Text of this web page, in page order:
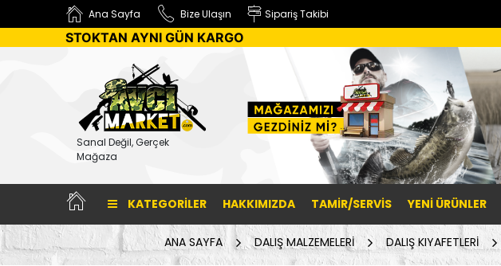
Ana Sayfa Bize Ulaşın Sipariş Takibi
STOKTAN AYNI GÜN KARGO
Sanal Değil, Gerçek
Mağaza
KATEGORILER HAKKIMIZDA TAMİR/SERVİS YENI ÜRÜNLER
ANA SAYFA DALIŞ MALZEMELERİ DALIŞ KIYAFETLERİ